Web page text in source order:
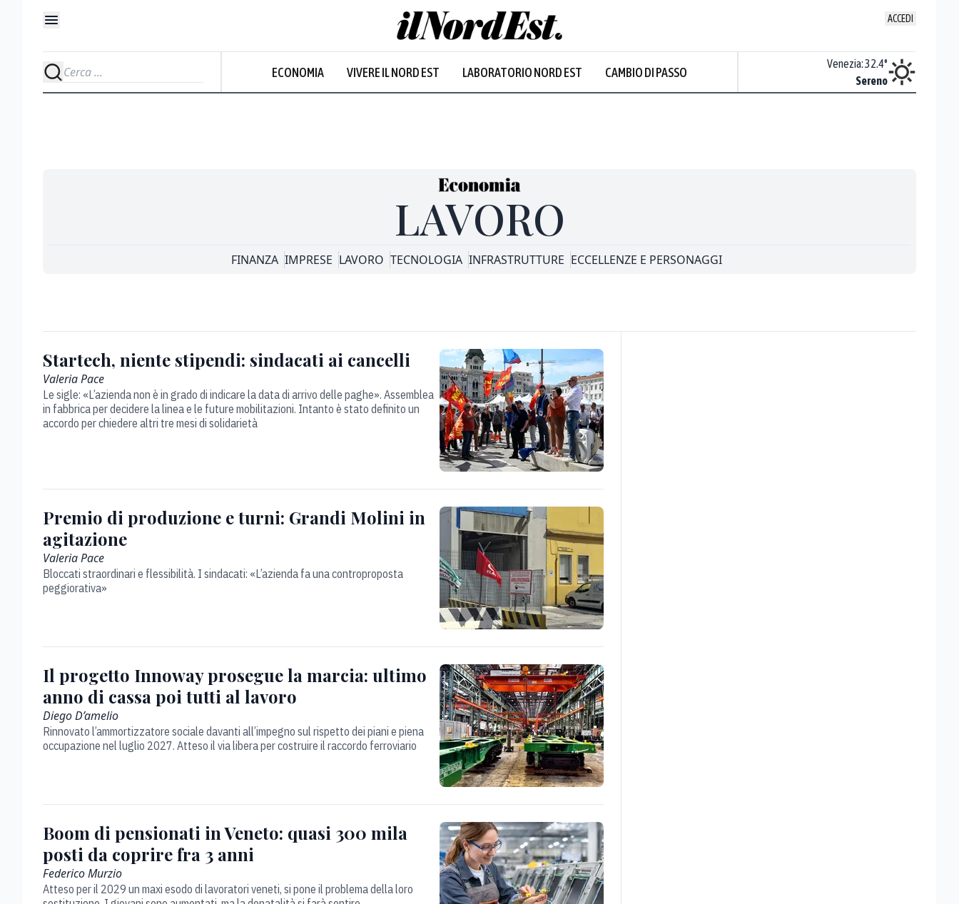
ACCEDI
ECONOMIA VIVERE IL NORD EST LABORATORIO NORD EST CAMBIO DI PASSO
Nuvoloso
Venezia:32.4°
Sereno
LAVORO
FINANZA IMPRESE LAVORO TECNOLOGIA INFRASTRUTTURE ECCELLENZE E PERSONAGGI
Startech, niente stipendi: sindacati ai cancelli
Valeria Pace
Le sigle: «L’azienda non è in grado di indicare la data di arrivo delle paghe». Assemblea
in fabbrica per decidere la linea e le future mobilitazioni. Intanto è stato definito un
accordo per chiedere altri tre mesi di solidarietà
Premio di produzione e turni: Grandi Molini in
agitazione
Valeria Pace
Bloccati straordinari e flessibilità. I sindacati: «L’azienda fa una controproposta
peggiorativa»
Il progetto Innoway prosegue la marcia: ultimo
anno di cassa poi tutti al lavoro
Diego D’amelio
Rinnovato l’ammortizzatore sociale davanti all’impegno sul rispetto dei piani e piena
occupazione nel luglio 2027. Atteso il via libera per costruire il raccordo ferroviario
Boom di pensionati in Veneto: quasi 300 mila
posti da coprire fra 3 anni
Federico Murzio
Atteso per il 2029 un maxi esodo di lavoratori veneti, si pone il problema della loro